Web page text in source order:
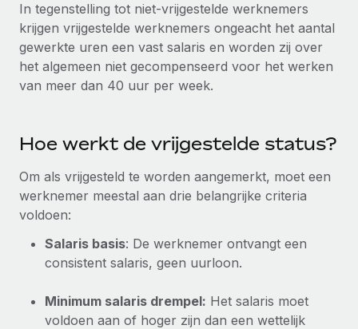
HR naadloos in workflows integreren
Platform
Ingebouwde essentiële HR-functies voor je team
Verbinden Nieuw
Integraties
DIENSTEN
Vraag een expert
Krijg hulp van global HR- en juridische experts
Achtergrondonderzoek
Vereenvoudig het screeningsproces van
Teams uitbreiden met HR solutions op maat
Enterprise
Global HR voor grote bedrijven
Strategische technologiepartners
Een partner worden
Ontdek hoe je met ons kunt samenwerken
Remote Build
Binnenkort beschikbaar
Integraties en advies over AI-automatiseringen
CASESTUDY'S
Casestudy's
HR-woordenlijst
Checklists en templates
Webinars
Evenementen
Newsroom
Inzicht in salaris en talent
Support
Italiano
Português (Portugal)
한국어
中文（简体）
In tegenstelling tot niet-vrijgestelde werknemers
krijgen vrijgestelde werknemers ongeacht het aantal
gewerkte uren een vast salaris en worden zij over
het algemeen niet gecompenseerd voor het werken
van meer dan 40 uur per week.
Hoe werkt de vrijgestelde status?
Om als vrijgesteld te worden aangemerkt, moet een
werknemer meestal aan drie belangrijke criteria
voldoen:
Salaris basis: De werknemer ontvangt een
consistent salaris, geen uurloon.
Minimum salaris drempel: Het salaris moet
voldoen aan of hoger zijn dan een wettelijk